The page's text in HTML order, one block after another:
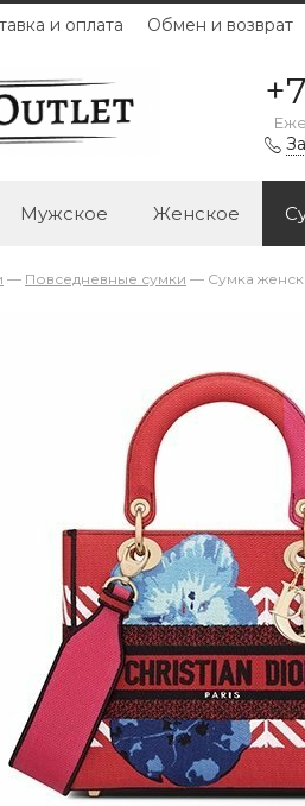
и оплата Обмен и возврат
Мужское Женское
— Повседневные сумки — Сумка